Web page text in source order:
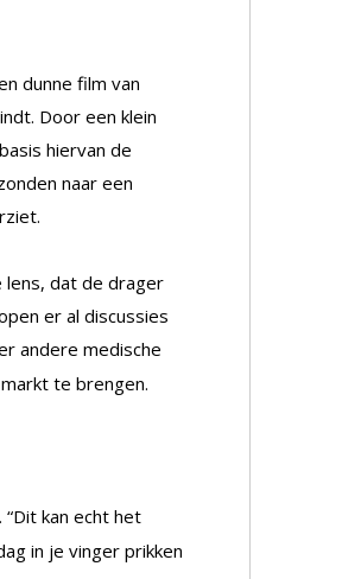
dunne film van
Door een klein
hiervan de
naar een
lens, dat de drager
er al discussies
andere medische
te brengen.
kan echt het
in je vinger prikken